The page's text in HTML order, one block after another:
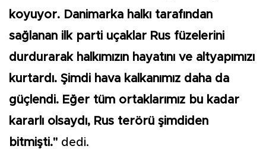
koyuyor. Danimarka halkı tarafından
sağlanan ilk parti uçaklar Rus füzelerini
durdurarak halkımızın hayatını ve altyapımızı
kurtardı. Şimdi hava kalkanımız daha da
güçlendi. Eğer tüm ortaklarımız bu kadar
kararlı olsaydı, Rus terörü şimdiden
bitmişti." dedi.